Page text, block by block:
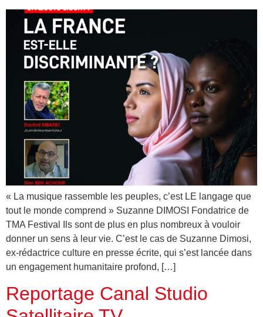
« La musique rassemble les peuples, c’est LE langage que
tout le monde comprend » Suzanne DIMOSI Fondatrice de
TMA Festival Ils sont de plus en plus nombreux à vouloir
donner un sens à leur vie. C’est le cas de Suzanne Dimosi,
ex-rédactrice culture en presse écrite, qui s’est lancée dans
un engagement humanitaire profond, […]
Reportage Canal Studio